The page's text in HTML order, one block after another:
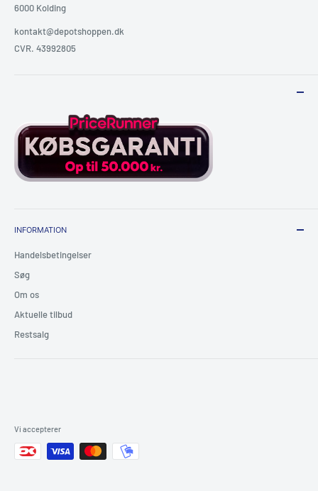
6000 Kolding
kontakt@depotshoppen.dk
CVR. 43992805
INFORMATION
Handelsbetingelser
Søg
Om os
Aktuelle tilbud
Restsalg
Vi accepterer